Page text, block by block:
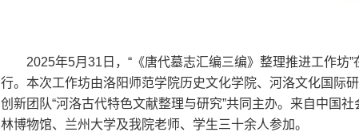
2025年5月31日，“《唐代墓志汇编三编》整理推进工作坊
行。本次工作坊由洛阳师范学院历史文化学院、河洛文化国际
创新团队“河洛古代特色文献整理与研究”共同主办。来自中国
林博物馆、兰州大学及我院老师、学生三十余人参加。